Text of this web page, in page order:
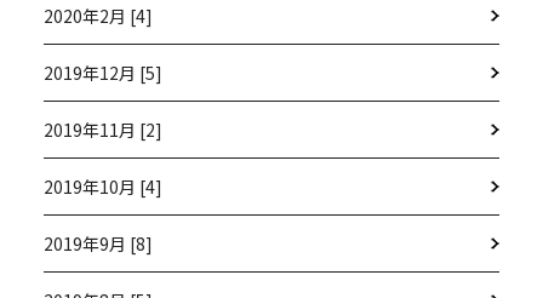
2020年2月 [4]
2019年12月 [5]
2019年11月 [2]
2019年10月 [4]
2019年9月 [8]